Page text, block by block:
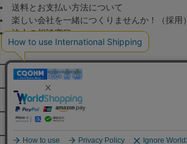
送料とお支払い方法について
楽しい会社を一緒につくりませんか！（採用）
法人の相談窓口
メールマガジン登録
FAQ・お問い合わせ
特定商取引法に基づく表示